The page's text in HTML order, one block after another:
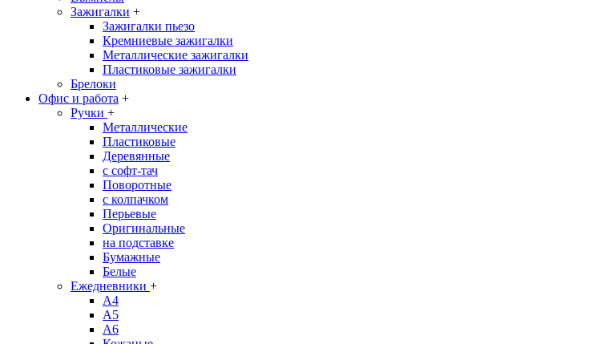
Зажигалки +
Зажигалки пьезо
Кремниевые зажигалки
Металлические зажигалки
Пластиковые зажигалки
Брелоки
Офис и работа +
Ручки +
Металлические
Пластиковые
Деревянные
с софт-тач
Поворотные
с колпачком
Перьевые
Оригинальные
на подставке
Бумажные
Белые
Ежедневники +
A4
A5
A6